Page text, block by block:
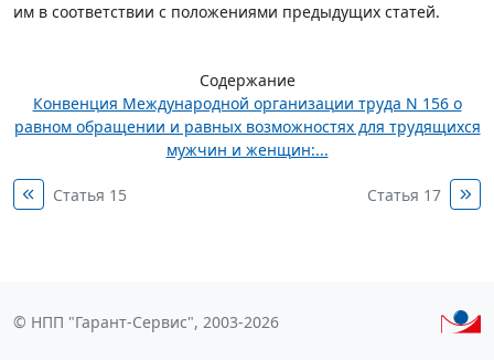
им в соответствии с положениями предыдущих статей.
Содержание
Конвенция Международной организации труда N 156 о
равном обращении и равных возможностях для трудящихся
мужчин и женщин:...
Статья 15 Статья 17
© НПП "Гарант-Сервис", 2003-2026